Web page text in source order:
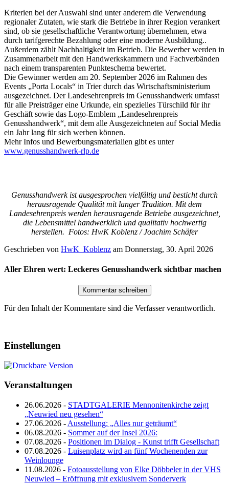
Kriterien bei der Auswahl sind unter anderem die Verwendung
regionaler Zutaten, wie stark die Betriebe in ihrer Region verankert
sind, ob sie gesellschaftliche Verantwortung übernehmen, etwa
durch tarifgerechte Bezahlung oder eine moderne Ausbildung..
Außerdem zählt Nachhaltigkeit im Betrieb. Die Bewerber werden in
Zusammenarbeit mit den Handwerkskammern und Fachverbänden
nach einem transparenten Punkteschema bewertet.
Die Gewinner werden am 20. September 2026 im Rahmen des
Events „Porta Locals“ in Trier durch das Wirtschaftsministerium
ausgezeichnet. Der Landesehrenpreis im Genusshandwerk umfasst
für alle Preisträger eine Urkunde, ein spezielles Türschild für ihr
Geschäft sowie das Logo-Emblem „Landesehrenpreis
Genusshandwerk“, mit dem alle Ausgezeichneten auf Social Media
ein Jahr lang für sich werben können.
Mehr Infos und Bewerbungsmaterialien gibt es unter
www.genusshandwerk-rlp.de
Genusshandwerk ist ausgesprochen vielfältig und besticht durch
herausragende Qualität mit langer Tradition. Mit dem
Landesehrenpreis werden herausragende Betriebe ausgezeichnet,
die Lebensmittel handwerklich und qualitativ hochwertig
herstellen. Fotos: HwK Koblenz / Joachim Schäfer
Geschrieben von HwK_Koblenz am Donnerstag, 30. April 2026
Aller Ehren wert: Leckeres Genusshandwerk sichtbar machen
Für den Inhalt der Kommentare sind die Verfasser verantwortlich.
Einstellungen
Veranstaltungen
26.06.2026 - STADTGALERIE Mennonitenkirche zeigt
„Neuwied neu gesehen“
27.06.2026 - Ausstellung: „Alles nur geträumt“
06.08.2026 - Sommer auf der Insel 2026:
07.08.2026 - Positionen im Dialog - Kunst trifft Gesellschaft
07.08.2026 - Luisenplatz wird an fünf Wochenenden zur
Weinlounge
11.08.2026 - Fotoausstellung von Elke Döbbeler in der VHS
Neuwied – Eröffnung mit exklusivem Sonderverk